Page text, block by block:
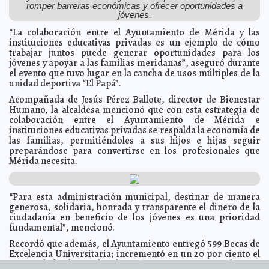
Mérida A7
2025-07-10 18:07:30 Mérida ordena sus calles: retiran vallas publicitarias,
vehículos irregulares y abandonados A7
2025-07-10 17:59:59 Tekit se prepara para la decimo primera “Expo capital
de la guayabera” 2025: del18 de julio al 4 de agosto A7
2025-07-10 17:49:03 Supera Cecilia Patrón las metas de atención a baches
gracias a los reportes de las y los meridanos. A7
2025-07-09 22:40:00 "Arranca Cecilia Patrón operativo vacacional para
garantizar la seguridad de paseantes de México y el mundo." A7
2025-07-09 22:32:55 "Vecinos del oriente de Mérida piden urgente
restablecimiento de rutas de transporte publico"
2025-07-09 22:01:10 El Sistema Va Y Ven llega a Polígono 108 atendiendo
demanda histórica de mejorar el servicio en el nororiente de la ciudad
A7
“Diseña tu Ciudad” avanza con la participación
ciudadana en Mérida."
Yucatán impulsa la sostenibilidad de sus Pueblos
Mágicos A7
2025-07-08 18:40:23 Refuerzan mantenimiento en la carretera Progreso-
Uaymitún por temporada vacacional A7
2025-07-08 18:32:46 Reconocen a estudiantes destacados de Yucatán en la
Olimpiada del Conocimiento 2025 A7
2025-07-08 18:19:59 La Vaquería Yucateca celebra 43 años de identidad y
romper barreras económicas y ofrecer oportunidades a
jóvenes.
“La colaboración entre el Ayuntamiento de Mérida y las
instituciones educativas privadas es un ejemplo de cómo
trabajar juntos puede generar oportunidades para los
jóvenes y apoyar a las familias meridanas”, aseguró durante
el evento que tuvo lugar en la cancha de usos múltiples de la
unidad deportiva “El Papá”.
Acompañada de Jesús Pérez Ballote, director de Bienestar
Humano, la alcaldesa mencionó que con esta estrategia de
colaboración entre el Ayuntamiento de Mérida e
instituciones educativas privadas se respalda la economía de
las familias, permitiéndoles a sus hijos e hijas seguir
preparándose para convertirse en los profesionales que
Mérida necesita.
“Para esta administración municipal, destinar de manera
generosa, solidaria, honrada y transparente el dinero de la
ciudadanía en beneficio de los jóvenes es una prioridad
fundamental”, mencionó.
Recordó que además, el Ayuntamiento entregó 599 Becas de
Excelencia Universitaria; incrementó en un 20 por ciento el
monto de las becas de educación primaria y secundaria, y